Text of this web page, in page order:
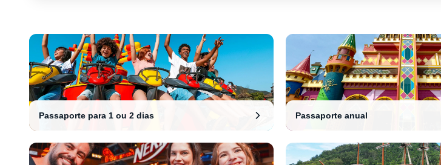
Passaporte para 1 ou 2 dias Passaporte anual